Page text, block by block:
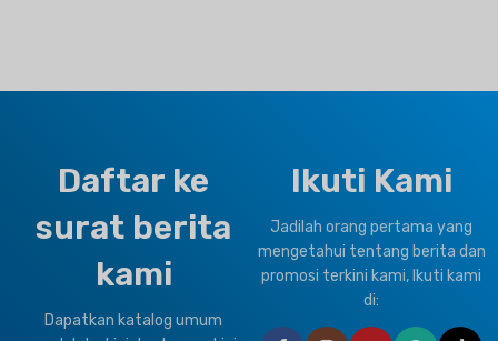
Daftar ke
surat berita
kami
Dapatkan katalog umum
Ikuti Kami
Jadilah orang pertama yang
mengetahui tentang berita dan
promosi terkini kami, Ikuti kami
di: